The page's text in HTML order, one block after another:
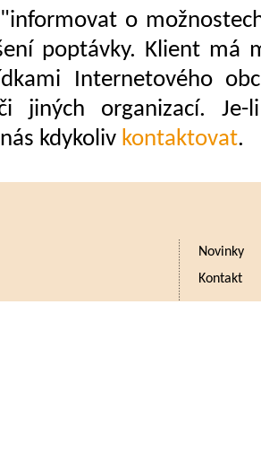
o
poptávky. Klient má
Internetového
jiných organizací. Je-
kdykoliv kontaktovat.
Novinky
Kontakt